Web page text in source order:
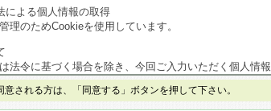
による個人情報の取得
理のためCookieを使用しています。
法令に基づく場合を除き、今回ご入力いただく個人情報
意される方は、「同意する」ボタンを押して下さい。